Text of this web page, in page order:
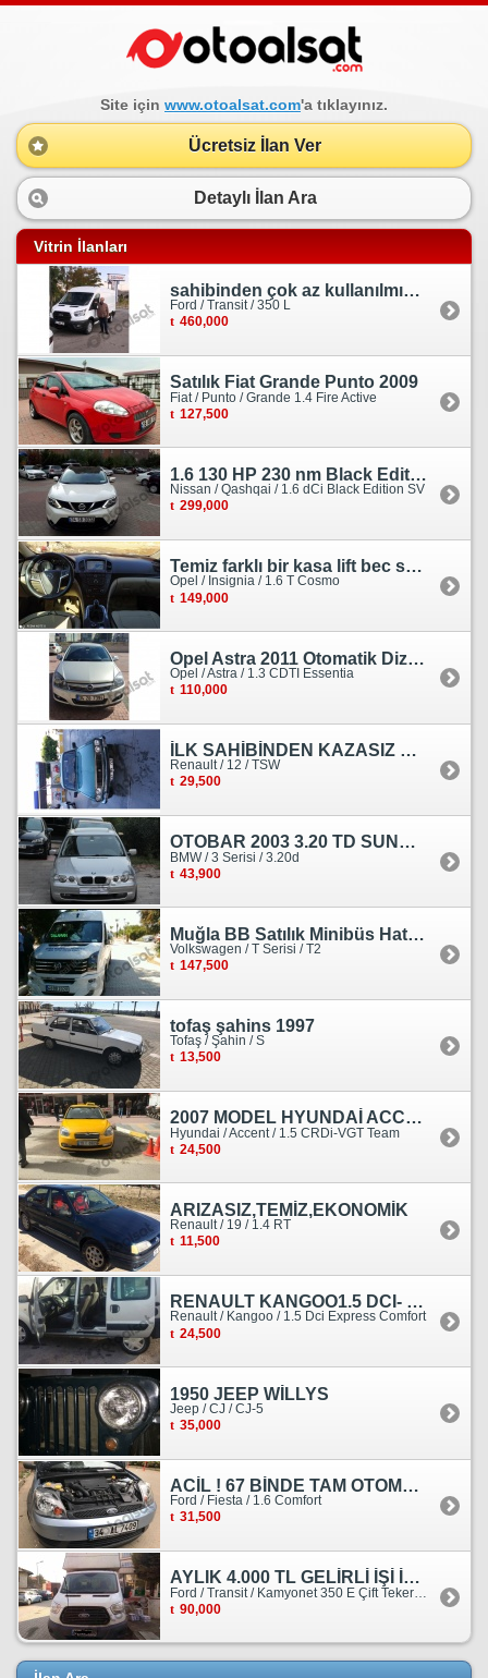
Site için www.otoalsat.com'a tıklayınız.
Ücretsiz İlan Ver
Detaylı İlan Ara
Vitrin İlanları
sahibinden çok az kullanılmış orjinal ford transit
Ford / Transit / 350 L
460,000
Satılık Fiat Grande Punto 2009
Fiat / Punto / Grande 1.4 Fire Active
127,500
1.6 130 HP 230 nm Black Edition servis bakımlı
Nissan / Qashqai / 1.6 dCi Black Edition SV
299,000
Temiz farklı bir kasa lift bec sedan görünümlü heçbek
Opel / Insignia / 1.6 T Cosmo
149,000
Opel Astra 2011 Otomatik Dizel Tramersiz Essentia
Opel / Astra / 1.3 CDTI Essentia
110,000
İLK SAHİBİNDEN KAZASIZ HASARSIZ BOYASIZ DEĞİŞENSİZ TAM ORJİNAL RENO
Renault / 12 / TSW
29,500
OTOBAR 2003 3.20 TD SUNROOF DERİ OTOMATİK DİZEL EMSALSİZ
BMW / 3 Serisi / 3.20d
43,900
Muğla BB Satılık Minibüs Hatı Volkswagen Crafter
Volkswagen / T Serisi / T2
147,500
tofaş şahins 1997
Tofaş / Şahin / S
13,500
2007 MODEL HYUNDAİ ACCENT ERA MOTOR YENİ YAPILDI
Hyundai / Accent / 1.5 CRDi-VGT Team
24,500
ARIZASIZ,TEMİZ,EKONOMİK
Renault / 19 / 1.4 RT
11,500
RENAULT KANGOO1.5 DCI- 138 KM
Renault / Kangoo / 1.5 Dci Express Comfort
24,500
1950 JEEP WİLLYS
Jeep / CJ / CJ-5
35,000
ACİL ! 67 BİNDE TAM OTOMATİK FORD FİESTA
Ford / Fiesta / 1.6 Comfort
31,500
AYLIK 4.000 TL GELİRLİ İŞİ İLE BİRLİKTE SATILIKTIR.
90,000